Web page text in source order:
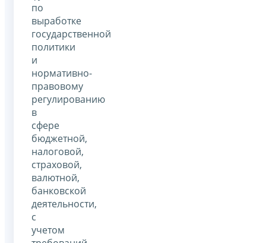
по
выработке
государственной
политики
и
нормативно-
правовому
регулированию
в
сфере
бюджетной,
налоговой,
страховой,
валютной,
банковской
деятельности,
с
учетом